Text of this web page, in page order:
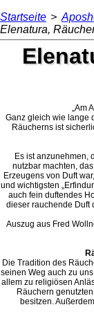
Startseite >
Elenatura,
„Am
Ganz gleich wie lange
Räucherns ist
Es ist anzunehmen,
nutzbar machten,
Erzeugens von Duft
und wichtigsten
auch fein duftendes
dieser rauchende Duft
Auszug aus Fred
Die Tradition des
seinen Weg auch zu
allem zu religiösen
Räuchern
besitzen.